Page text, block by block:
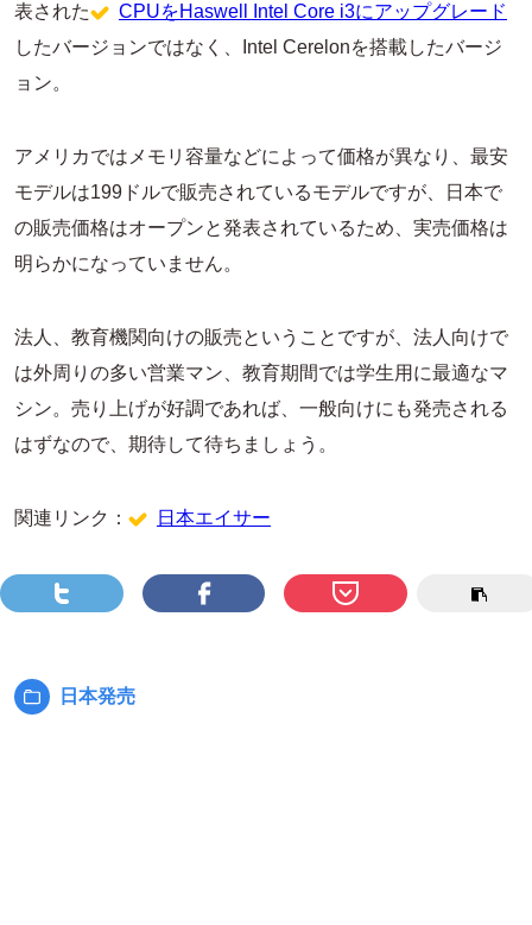
表された
CPUをHaswell Intel Core i3にアップグレード
したバージョンではなく、Intel Cerelonを搭載したバージ
ョン。
アメリカではメモリ容量などによって価格が異なり、最安
モデルは199ドルで販売されているモデルですが、日本で
の販売価格はオープンと発表されているため、実売価格は
明らかになっていません。
法人、教育機関向けの販売ということですが、法人向けで
は外周りの多い営業マン、教育期間では学生用に最適なマ
シン。売り上げが好調であれば、一般向けにも発売される
はずなので、期待して待ちましょう。
関連リンク： 日本エイサー
カ
日本発売